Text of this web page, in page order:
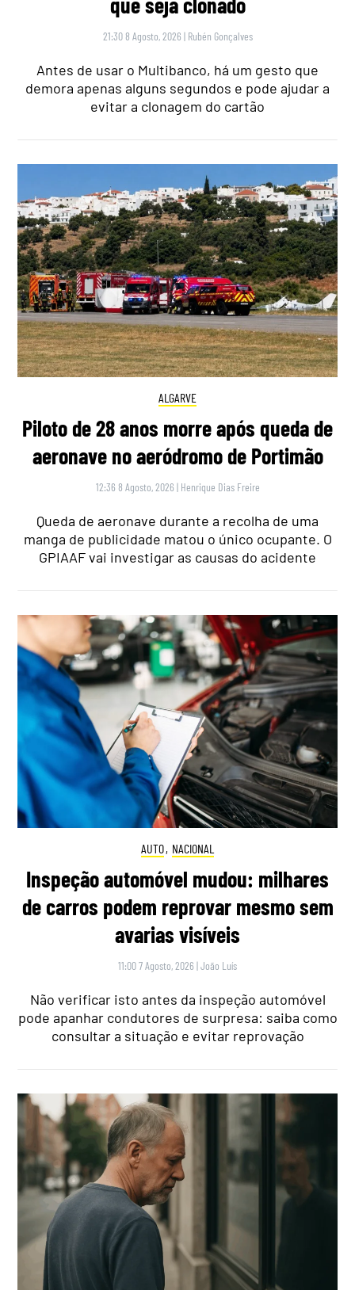
21:30 8 Agosto, 2026 | Rubén Gonçalves
Antes de usar o Multibanco, há um gesto que
demora apenas alguns segundos e pode ajudar a
evitar a clonagem do cartão
ALGARVE
Piloto de 28 anos morre após queda de
aeronave no aeródromo de Portimão
12:36 8 Agosto, 2026 | Henrique Dias Freire
Queda de aeronave durante a recolha de uma
manga de publicidade matou o único ocupante. O
GPIAAF vai investigar as causas do acidente
AUTO, NACIONAL
Inspeção automóvel mudou: milhares
de carros podem reprovar mesmo sem
avarias visíveis
11:00 7 Agosto, 2026 |João Luís
Não verificar isto antes da inspeção automóvel
pode apanhar condutores de surpresa: saiba como
consultar a situação e evitar reprovação